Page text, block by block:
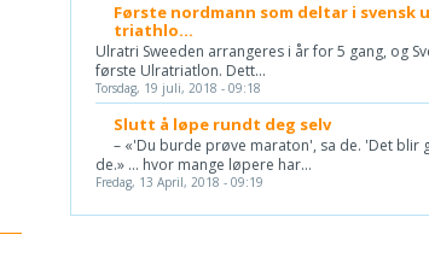
Første nordmann som deltar i svensk
triathlo...
Ulratri Sweeden arrangeres i år for 5 gang, og
første Ulratriatlon. Dett...
Torsdag, 19 juli, 2018 - 09:18
Slutt å løpe rundt deg selv
– «'Du burde prøve maraton', sa de. 'Det blir
de.» ... hvor mange løpere har...
Fredag, 13 April, 2018 - 09:19